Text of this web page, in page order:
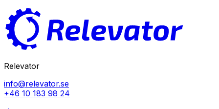
Relevator
info@relevator.se
+46 10 183 98 24